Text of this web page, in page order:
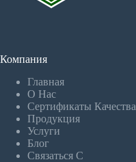
Компания
Главная
О Hас
Сертификаты Качества
Продукция
Услуги
Блог
Связаться С